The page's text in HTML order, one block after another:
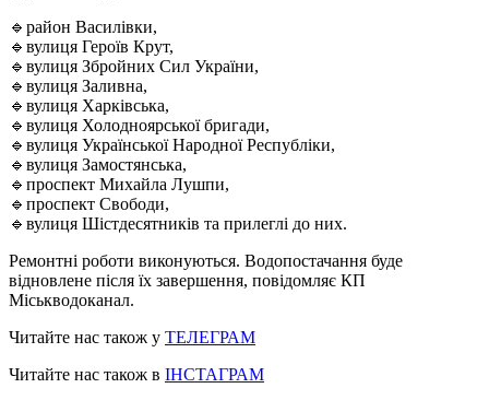
🔹район Василівки,
🔹вулиця Героїв Крут,
🔹вулиця Збройних Сил України,
🔹вулиця Заливна,
🔹вулиця Харківська,
🔹вулиця Холодноярської бригади,
🔹вулиця Української Народної Республіки,
🔹вулиця Замостянська,
🔹проспект Михайла Лушпи,
🔹проспект Свободи,
🔹вулиця Шістдесятників та прилеглі до них.
Ремонтні роботи виконуються. Водопостачання буде
відновлене після їх завершення, повідомляє КП
Міськводоканал.
Читайте нас також у ТЕЛЕГРАМ
Читайте нас також в ІНСТАГРАМ